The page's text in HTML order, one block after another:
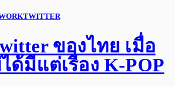
TWITTER
ของไทย เมื่อ
ด้มีแต่เรื่อง K-POP